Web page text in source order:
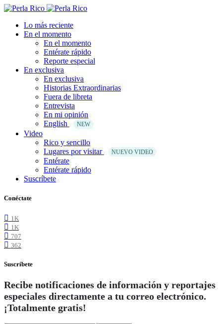
Lo más reciente
En el momento
En el momento
Entérate rápido
Reporte especial
En exclusiva
En exclusiva
Historias Extraordinarias
Fuera de libreta
Entrevista
En mi opinión
English
NEW
Video
Rico y sencillo
Lugares por visitar
NUEVO VIDEO
Entérate
Entérate rápido
Suscríbete
Conéctate
1K
1K
707
362
Suscríbete
Recibe notificaciones de información y reportajes
especiales directamente a tu correo electrónico.
¡Totalmente gratis!